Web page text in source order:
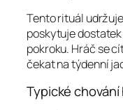
Tento rituál
poskytuje
pokroku. Hráč se
čekat na týdenní
Typické